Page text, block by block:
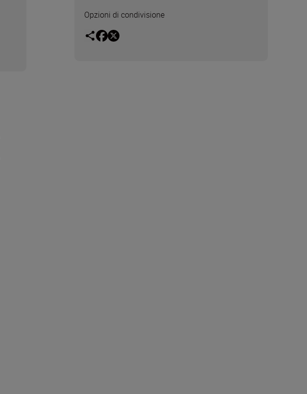
Opzioni di condivisione